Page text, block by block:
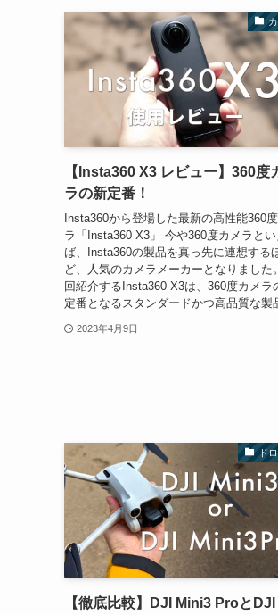
【Insta360 X3 レビュー】360度
ラの新定番！
Insta360から登場した最新の高性能360
ラ「Insta360 X3」 今や360度カメラとい
ば、Insta360の製品を真っ先に連想する
ど、人気のカメラメーカーとなりました
回紹介するInsta360 X3は、360度カメラ
定番となるスタンダードかつ高品質な製
2023年4月9日
ド
【徹底比較】DJI Mini3 ProとDJI